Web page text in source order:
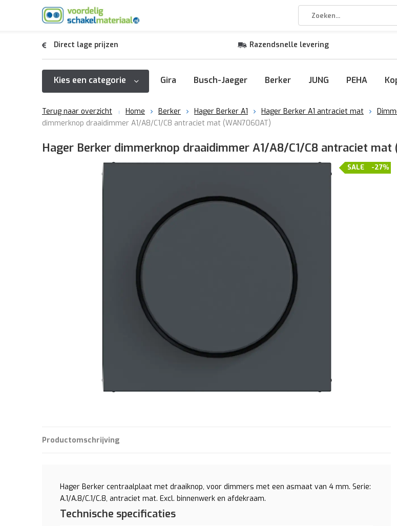
Direct lage prijzen Razendsnelle levering
Kies een categorie Gira Busch-Jaeger Berker JUNG PEHA
Terug naar overzicht Home Berker Hager Berker A1 Hager Berker A1 antraciet mat
dimmerknop draaidimmer A1/A8/C1/C8 antraciet mat (WAN7060AT)
Hager Berker dimmerknop draaidimmer A1/A8/C1/C8 antraciet mat
-27%
SALE
Productomschrijving
Hager Berker centraalplaat met draaiknop, voor dimmers met een asmaat van 4 mm. Serie:
A.1/A.8/C.1/C.8, antraciet mat. Excl. binnenwerk en afdekraam.
Technische specificaties